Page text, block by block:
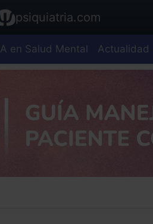
psiquiatria.com
IA en Salud Mental Actualidad